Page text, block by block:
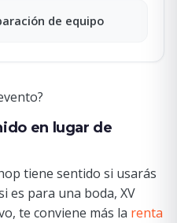
de equipo
en lugar de
tiene sentido si usarás
es para una boda, XV
te conviene más la renta